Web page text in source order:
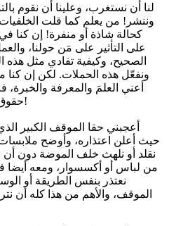
لنا أن نستغرب، وعلينا أن نقوم
وننشر! من يعلم كما قلت الخلفيات
كحالة شاذة أو منفرة! إن كنا
على التأثير على مَن حولنا،
الصحيح، وكيفية تفادي مثل هذه
ونفعّل هذه الحملات. لكن إن كنا
أعني العلمَ والمعرفة والخبرة،
حقوق الغير لمجرد أن الأمر لم يعجبنا!
أعجبني حقا الموقف الكبير
حيث أعلن اعتذاره، وأوضح
نقلد أو نلهث خلف الموضة دون أن
من لباس أو أكسسوار، ومعه أيضا
نعتذر بنفس الطريقة أو
الموقف، والأهم من هذا كله أن